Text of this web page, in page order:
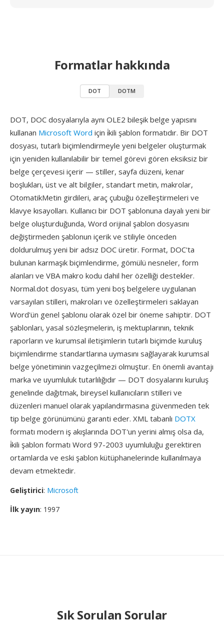
Formatlar hakkında
DOT DOTM
DOT, DOC dosyalarıyla aynı OLE2 bileşik belge yapısını
kullanan Microsoft Word için i̇kili şablon formatıdır. Bir DOT
dosyası, tutarlı biçimlendirmeyle yeni belgeler oluşturmak
için yeniden kullanılabilir bir temel görevi gören eksiksiz bir
belge çerçevesi içerir — stiller, sayfa düzeni, kenar
boşlukları, üst ve alt bilgiler, standart metin, makrolar,
OtomatikMetin girdileri, araç çubuğu özelleştirmeleri ve
klavye kısayolları. Kullanıcı bir DOT şablonuna dayalı yeni bir
belge oluşturduğunda, Word orijinal şablon dosyasını
değiştirmeden şablonun içerik ve stiliyle önceden
doldurulmuş yeni bir adsız DOC üretir. Format, DOC'ta
bulunan karmaşık biçimlendirme, gömülü nesneler, form
alanları ve VBA makro kodu dahil her özelliği destekler.
Normal.dot dosyası, tüm yeni boş belgelere uygulanan
varsayılan stilleri, makroları ve özelleştirmeleri saklayan
Word'ün genel şablonu olarak özel bir öneme sahiptir. DOT
şablonları, yasal sözleşmelerin, iş mektuplarının, teknik
raporların ve kurumsal iletişimlerin tutarlı biçimde kuruluş
biçimlendirme standartlarına uymasını sağlayarak kurumsal
belge yönetiminin vazgeçilmezi olmuştur. En önemli avantajı
marka ve uyumluluk tutarlılığıdır — DOT dosyalarını kuruluş
genelinde dağıtmak, bireysel kullanıcıların stilleri ve
düzenleri manuel olarak yapılandırmasına güvenmeden tek
tip belge görünümünü garanti eder. XML tabanlı DOTX
formatı modern iş akışlarında DOT'un yerini almış olsa da,
i̇kili şablon formatı Word 97-2003 uyumluluğu gerektiren
ortamlarda ve eski şablon kütüphanelerinde kullanılmaya
devam etmektedir.
Geliştirici: Microsoft
İlk yayın: 1997
Sık Sorulan Sorular